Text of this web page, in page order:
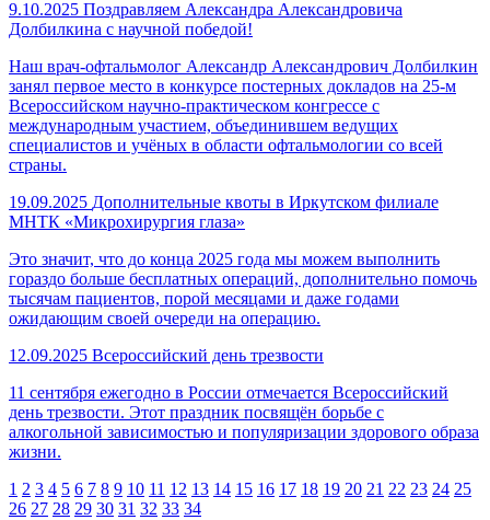
9.10.2025 Поздравляем Александра Александровича
Долбилкина с научной победой!
Наш врач-офтальмолог Александр Александрович Долбилкин
занял первое место в конкурсе постерных докладов на 25-м
Всероссийском научно-практическом конгрессе с
международным участием, объединившем ведущих
специалистов и учёных в области офтальмологии со всей
страны.
19.09.2025 Дополнительные квоты в Иркутском филиале
МНТК «Микрохирургия глаза»
Это значит, что до конца 2025 года мы можем выполнить
гораздо больше бесплатных операций, дополнительно помочь
тысячам пациентов, порой месяцами и даже годами
ожидающим своей очереди на операцию.
12.09.2025 Всероссийский день трезвости
11 сентября ежегодно в России отмечается Всероссийский
день трезвости. Этот праздник посвящён борьбе с
алкогольной зависимостью и популяризации здорового образа
жизни.
1 2 3 4 5 6 7 8 9 10 11 12 13 14 15 16 17 18 19 20 21 22 23 24 25
26 27 28 29 30 31 32 33 34